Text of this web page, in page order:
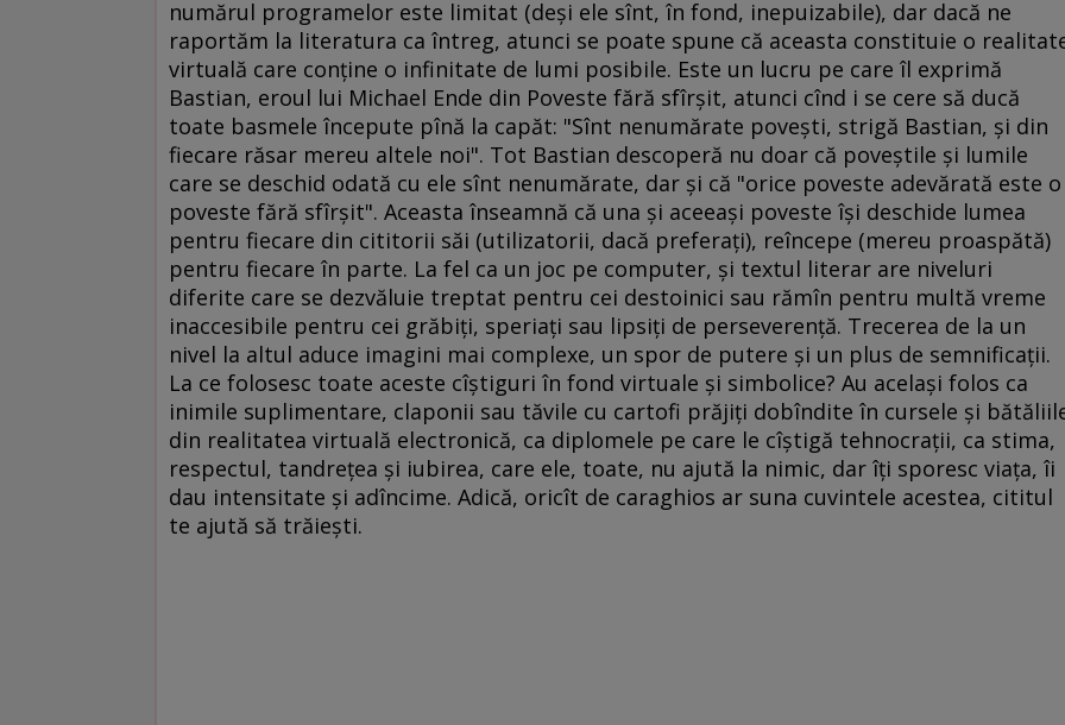
numărul programelor este limitat (deşi ele sînt, în fond, inepuizabile), dar dacă ne
raportăm la literatura ca întreg, atunci se poate spune că aceasta constituie o
virtuală care conţine o infinitate de lumi posibile. Este un lucru pe care îl exprimă
Bastian, eroul lui Michael Ende din Poveste fără sfîrşit, atunci cînd i se cere să ducă
toate basmele începute pînă la capăt: "Sînt nenumărate poveşti, strigă Bastian, şi din
fiecare răsar mereu altele noi". Tot Bastian descoperă nu doar că poveştile şi lumile
care se deschid odată cu ele sînt nenumărate, dar şi că "orice poveste adevărată este o
poveste fără sfîrşit". Aceasta înseamnă că una şi aceeaşi poveste îşi deschide lumea
pentru fiecare din cititorii săi (utilizatorii, dacă preferaţi), reîncepe (mereu proaspătă)
pentru fiecare în parte. La fel ca un joc pe computer, şi textul literar are niveluri
diferite care se dezvăluie treptat pentru cei destoinici sau rămîn pentru multă vreme
inaccesibile pentru cei grăbiţi, speriaţi sau lipsiţi de perseverenţă. Trecerea de la un
nivel la altul aduce imagini mai complexe, un spor de putere şi un plus de semnificaţii.
La ce folosesc toate aceste cîştiguri în fond virtuale şi simbolice? Au acelaşi folos ca
inimile suplimentare, claponii sau tăvile cu cartofi prăjiţi dobîndite în cursele şi
din realitatea virtuală electronică, ca diplomele pe care le cîştigă tehnocraţii, ca stima,
respectul, tandreţea şi iubirea, care ele, toate, nu ajută la nimic, dar îţi sporesc viaţa, îi
dau intensitate şi adîncime. Adică, oricît de caraghios ar suna cuvintele acestea, cititul
te ajută să trăieşti.